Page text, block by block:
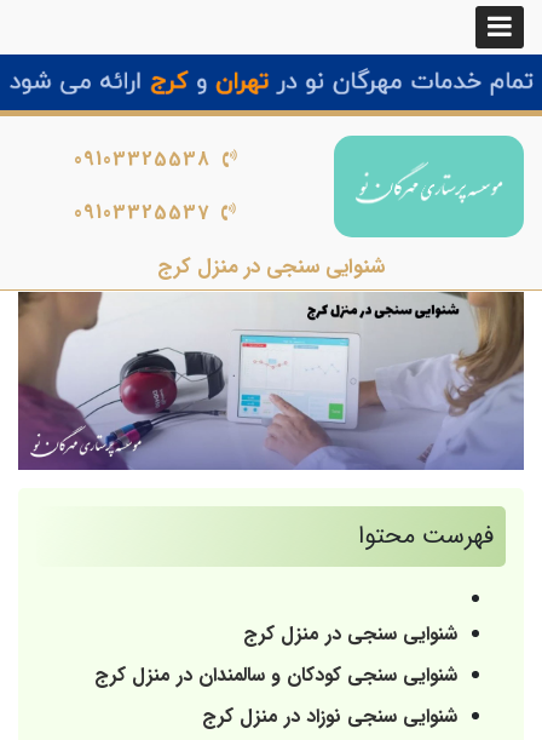
شنوایی سنجی در منزل کرج
09103325538
09103325537
فهرست محتوا
شنوایی سنجی در منزل کرج
شنوایی سنجی کودکان و سالمندان در منزل کرج
شنوایی سنجی نوزاد در منزل کرج